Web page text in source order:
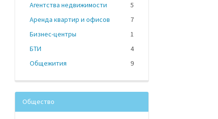
Агентства недвижимости
5
Аренда квартир и офисов
7
Бизнес-центры
1
БТИ
4
Общежития
9
Общество